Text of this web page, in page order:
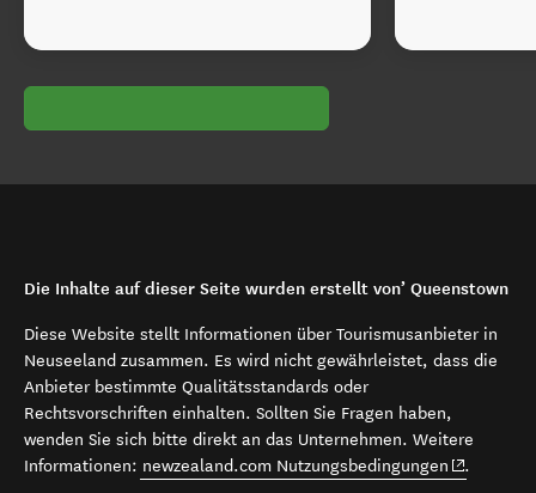
Die Inhalte auf dieser Seite wurden erstellt von’ Queenstown
Diese Website stellt Informationen über Tourismusanbieter in
Neuseeland zusammen. Es wird nicht gewährleistet, dass die
Anbieter bestimmte Qualitätsstandards oder
Rechtsvorschriften einhalten. Sollten Sie Fragen haben,
wenden Sie sich bitte direkt an das Unternehmen. Weitere
Informationen: newzealand.com Nutzungsbedingungen (opens in
.